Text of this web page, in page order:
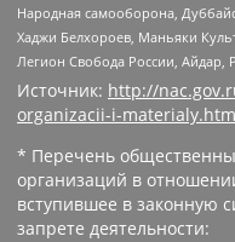
Народная самооборона,
Хаджи Белхороев, Маньяки
Легион Свобода России, Айдар,
Источник: http://
organizacii-i-
* Перечень
организаций в
вступившее в законную
запрете деятельности: